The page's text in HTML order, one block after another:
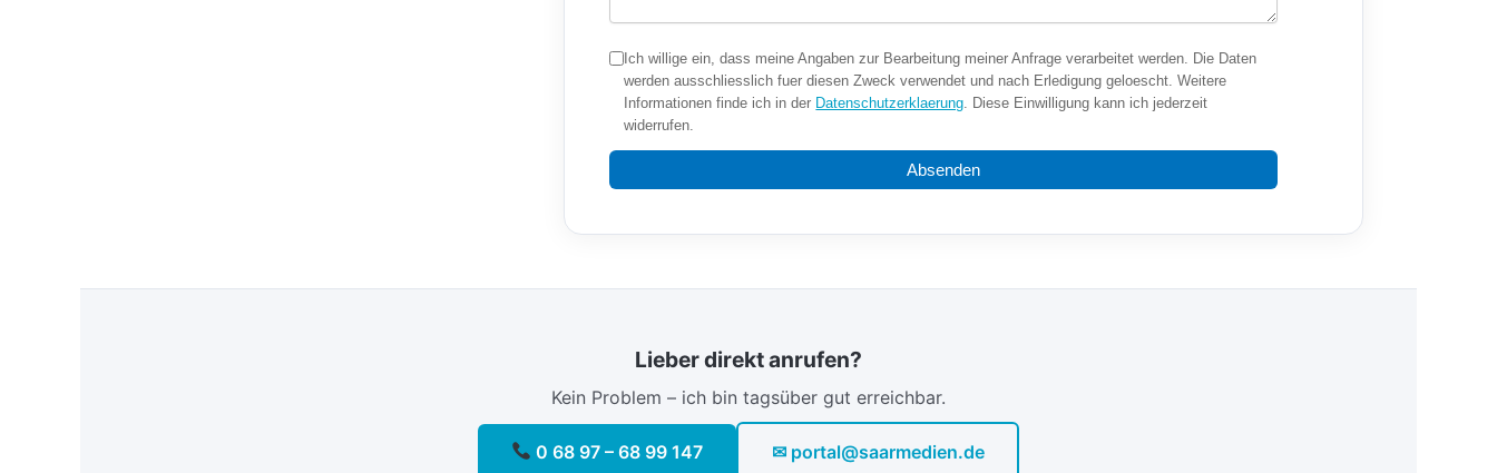
Ich willige ein, dass meine Angaben zur Bearbeitung meiner Anfrage verarbeitet werden. Die Daten
werden ausschliesslich fuer diesen Zweck verwendet und nach Erledigung geloescht. Weitere
Informationen finde ich in der Datenschutzerklaerung . Diese Einwilligung kann ich jederzeit
widerrufen.
Absenden
Lieber direkt anrufen?
Kein Problem – ich bin tagsüber gut erreichbar.
0 68 97 – 68 99 147 ✉ portal@saarmedien.de